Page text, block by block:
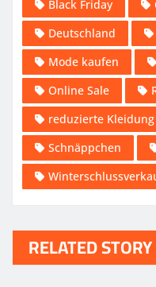
Black Friday
Deutschland
Mode kaufen
Online Sale
reduzierte Kleidung
Schnäppchen
RELATED STORY